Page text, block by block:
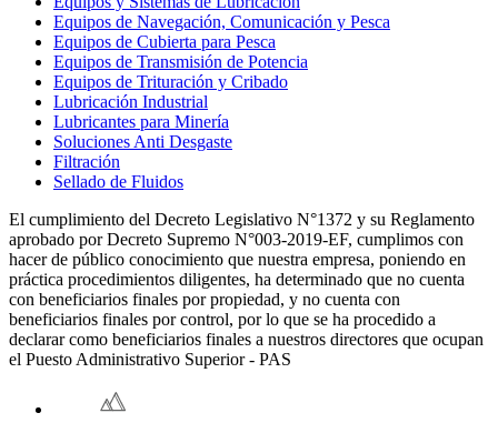
Equipos de Navegación, Comunicación y Pesca
Equipos de Cubierta para Pesca
Equipos de Transmisión de Potencia
Equipos de Trituración y Cribado
Lubricación Industrial
Lubricantes para Minería
Soluciones Anti Desgaste
Filtración
Sellado de Fluidos
El cumplimiento del Decreto Legislativo N°1372 y su Reglamento
aprobado por Decreto Supremo N°003-2019-EF, cumplimos con
hacer de público conocimiento que nuestra empresa, poniendo en
práctica procedimientos diligentes, ha determinado que no cuenta
con beneficiarios finales por propiedad, y no cuenta con
beneficiarios finales por control, por lo que se ha procedido a
declarar como beneficiarios finales a nuestros directores que ocupan
el Puesto Administrativo Superior - PAS